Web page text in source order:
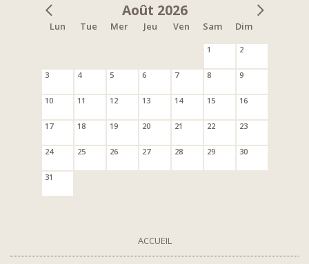
Août 2026
Lun Tue Mer Jeu Ven Sam Dim
1 2
3 4 5 6 7 8 9
10 11 12 13 14 15 16
17 18 19 20 21 22 23
24 25 26 27 28 29 30
31
ACCUEIL